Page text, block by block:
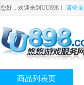
您好，欢迎来到UU898！ 请登录
商品列表页